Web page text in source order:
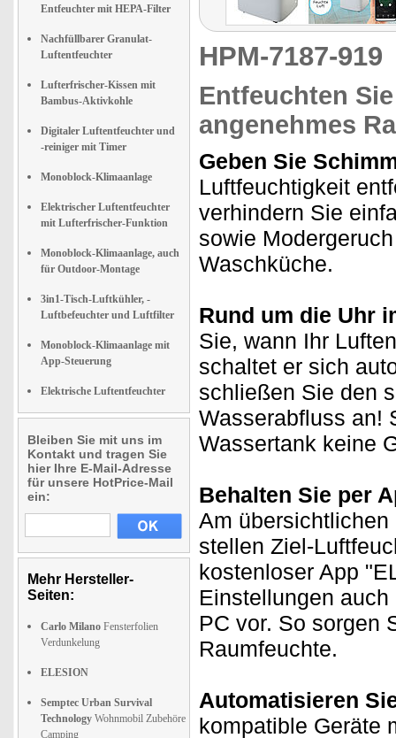
Entfeuchter mit HEPA-Filter
Nachfüllbarer Granulat-
Luftentfeuchter
Lufterfrischer-Kissen mit
Bambus-Aktivkohle
Digitaler Luftentfeuchter und
-reiniger mit Timer
Monoblock-Klimaanlage
Elektrischer Luftentfeuchter
mit Lufterfrischer-Funktion
Monoblock-Klimaanlage, auch
für Outdoor-Montage
3in1-Tisch-Luftkühler, -
Luftbefeuchter und Luftfilter
Monoblock-Klimaanlage mit
App-Steuerung
Elektrische Luftentfeuchter
Bleiben Sie mit uns im
Kontakt und tragen Sie
hier Ihre E-Mail-Adresse
für unsere HotPrice-Mail
ein:
Mehr Hersteller-
Seiten:
Carlo Milano Fensterfolien
Verdunkelung
ELESION
Semptec Urban Survival
Technology Wohnmobil Zubehöre
Camping
HPM-7187-
Entfeuchten
angenehmes
Geben Sie
Luftfeuchtigkeit
verhindern Sie
sowie
Waschküche.
Rund um die Uhr
Sie, wann Ihr
schaltet er sich
schließen Sie den
Wasserabfluss an!
Wassertank keine
Behalten Sie per
Am
stellen Ziel-
kostenloser App
Einstellungen
PC vor. So sorgen
Raumfeuchte.
Automatisieren
kompatible Geräte